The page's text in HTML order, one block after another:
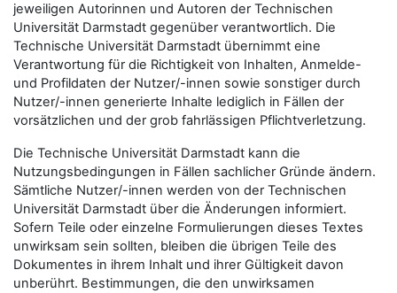
jeweiligen Autorinnen und Autoren der Technischen
Universität Darmstadt gegenüber verantwortlich. Die
Technische Universität Darmstadt übernimmt eine
Verantwortung für die Richtigkeit von Inhalten, Anmelde-
und Profildaten der Nutzer/-innen sowie sonstiger durch
Nutzer/-innen generierte Inhalte lediglich in Fällen der
vorsätzlichen und der grob fahrlässigen Pflichtverletzung.
Die Technische Universität Darmstadt kann die
Nutzungsbedingungen in Fällen sachlicher Gründe ändern.
Sämtliche Nutzer/-innen werden von der Technischen
Universität Darmstadt über die Änderungen informiert.
Sofern Teile oder einzelne Formulierungen dieses Textes
unwirksam sein sollten, bleiben die übrigen Teile des
Dokumentes in ihrem Inhalt und ihrer Gültigkeit davon
unberührt. Bestimmungen, die den unwirksamen